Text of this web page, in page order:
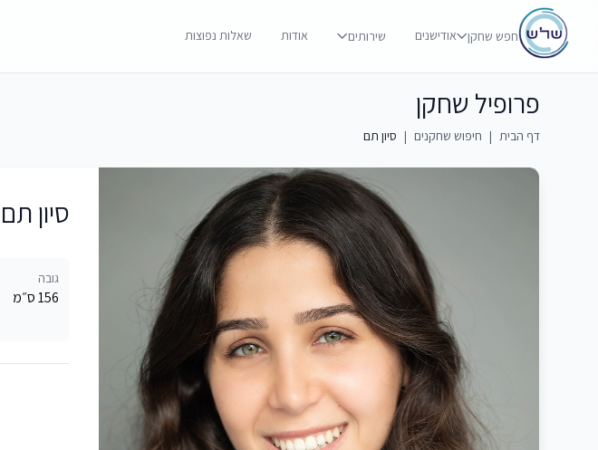
חפש שחקן אודישנים שירותים אודות שאלות נפוצות
פרופיל שחקן
דף הבית | חיפוש שחקנים | סיון תם
סיון תם
גובה
156 ס״מ